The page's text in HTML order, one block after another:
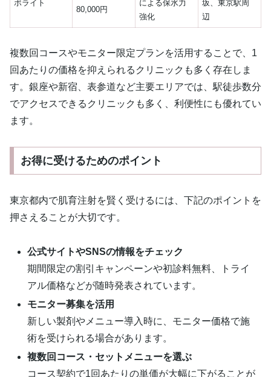
ボライト
80,000円
による保水力
強化
坂、東京駅周
辺
複数回コースやモニター限定プランを活用することで、1
回あたりの価格を抑えられるクリニックも多く存在しま
す。銀座や新宿、表参道など主要エリアでは、駅徒歩数分
でアクセスできるクリニックも多く、利便性にも優れてい
ます。
お得に受けるためのポイント
東京都内で肌育注射を賢く受けるには、下記のポイントを
押さえることが大切です。
公式サイトやSNSの情報をチェック
期間限定の割引キャンペーンや初診料無料、トライ
アル価格などが随時発表されています。
モニター募集を活用
新しい製剤やメニュー導入時に、モニター価格で施
術を受けられる場合があります。
複数回コース・セットメニューを選ぶ
コース契約で1回あたりの単価が大幅に下がることが